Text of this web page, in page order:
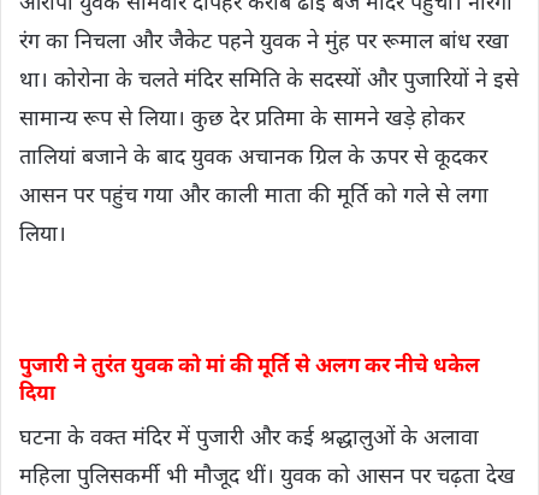
रंग का निचला और जैकेट पहने युवक ने मुंह पर रूमाल बांध रखा
था। कोरोना के चलते मंदिर समिति के सदस्यों और पुजारियों ने इसे
सामान्य रूप से लिया। कुछ देर प्रतिमा के सामने खड़े होकर
तालियां बजाने के बाद युवक अचानक ग्रिल के ऊपर से कूदकर
आसन पर पहुंच गया और काली माता की मूर्ति को गले से लगा
लिया।
पुजारी ने तुरंत युवक को मां की मूर्ति से अलग कर नीचे धकेल
दिया
घटना के वक्त मंदिर में पुजारी और कई श्रद्धालुओं के अलावा
महिला पुलिसकर्मी भी मौजूद थीं। युवक को आसन पर चढ़ता देख